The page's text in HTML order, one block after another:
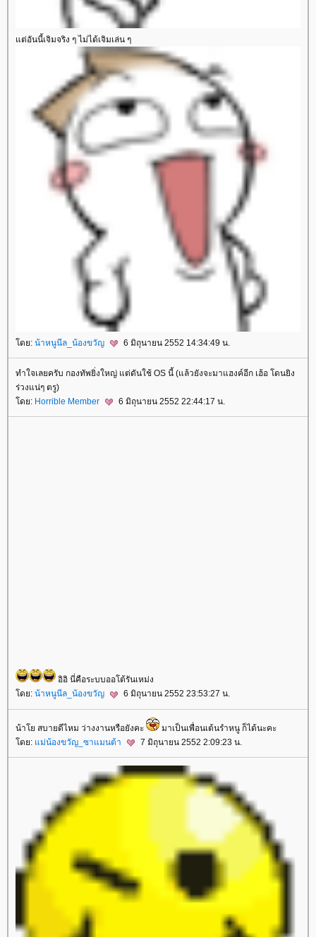
ต่อันนี้เจิมจริง ๆ ไม่ได้เจิมเล่น ๆ
ดย: น้าหนูนีล_น้องขวัญ 6 มิถุนายน 2552 14:34:49 น.
ทำใจเลยครับ กองทัพยิ่งใหญ่ แต่ดันใช้ OS นี้ (แล้วยังจะมาแฮงค์อีก เฮ้อ โดนยิง
ร่วงแน่ๆ ตรู)
ดย: Horrible Member 6 มิถุนายน 2552 22:44:17 น.
อิอิ นี่คือระบบออโต้รันเหม่ง
ดย: น้าหนูนีล_น้องขวัญ 6 มิถุนายน 2552 23:53:27 น.
น้าโย สบายดีไหม ว่างงานหรือยังคะ
มาเป็นเพื่อนเต้นรำหนู ก็ได้นะคะ
ดย: ม่น้องขวัญ_ซาแมนต้า 7 มิถุนายน 2552 2:09:23 น.